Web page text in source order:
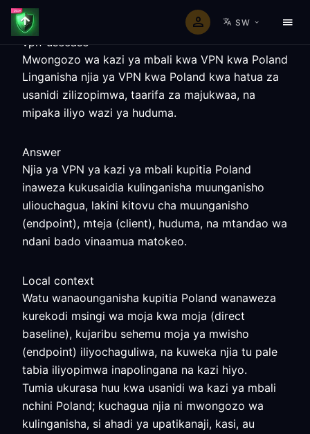
SW
vpn-usecase
Mwongozo wa kazi ya mbali kwa VPN kwa Poland
Linganisha njia ya VPN kwa Poland kwa hatua za
usanidi zilizopimwa, taarifa za majukwaa, na
mipaka iliyo wazi ya huduma.
Answer
Njia ya VPN ya kazi ya mbali kupitia Poland
inaweza kukusaidia kulinganisha muunganisho
uliouchagua, lakini kitovu cha muunganisho
(endpoint), mteja (client), huduma, na mtandao wa
ndani bado vinaamua matokeo.
Local context
Watu wanaounganisha kupitia Poland wanaweza
kurekodi msingi wa moja kwa moja (direct
baseline), kujaribu sehemu moja ya mwisho
(endpoint) iliyochaguliwa, na kuweka njia tu pale
tabia iliyopimwa inapolingana na kazi hiyo.
Tumia ukurasa huu kwa usanidi wa kazi ya mbali
nchini Poland; kuchagua njia ni mwongozo wa
kulinganisha, si ahadi ya upatikanaji, kasi, au